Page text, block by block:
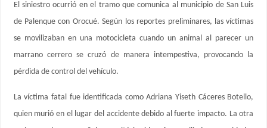
El siniestro ocurrió en el tramo que comunica al municipio de San Luis
de Palenque con Orocué. Según los reportes preliminares, las víctimas
se movilizaban en una motocicleta cuando un animal al parecer un
marrano cerrero se cruzó de manera intempestiva, provocando la
pérdida de control del vehículo.
La víctima fatal fue identificada como Adriana Yiseth Cáceres Botello,
quien murió en el lugar del accidente debido al fuerte impacto. La otra